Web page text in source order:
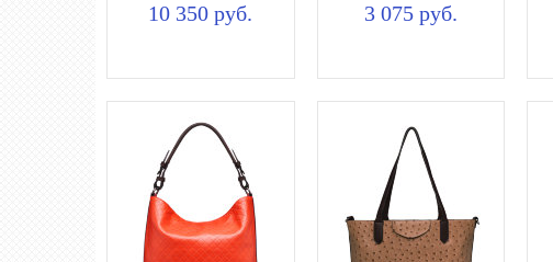
10 350 руб. 3 075 руб.